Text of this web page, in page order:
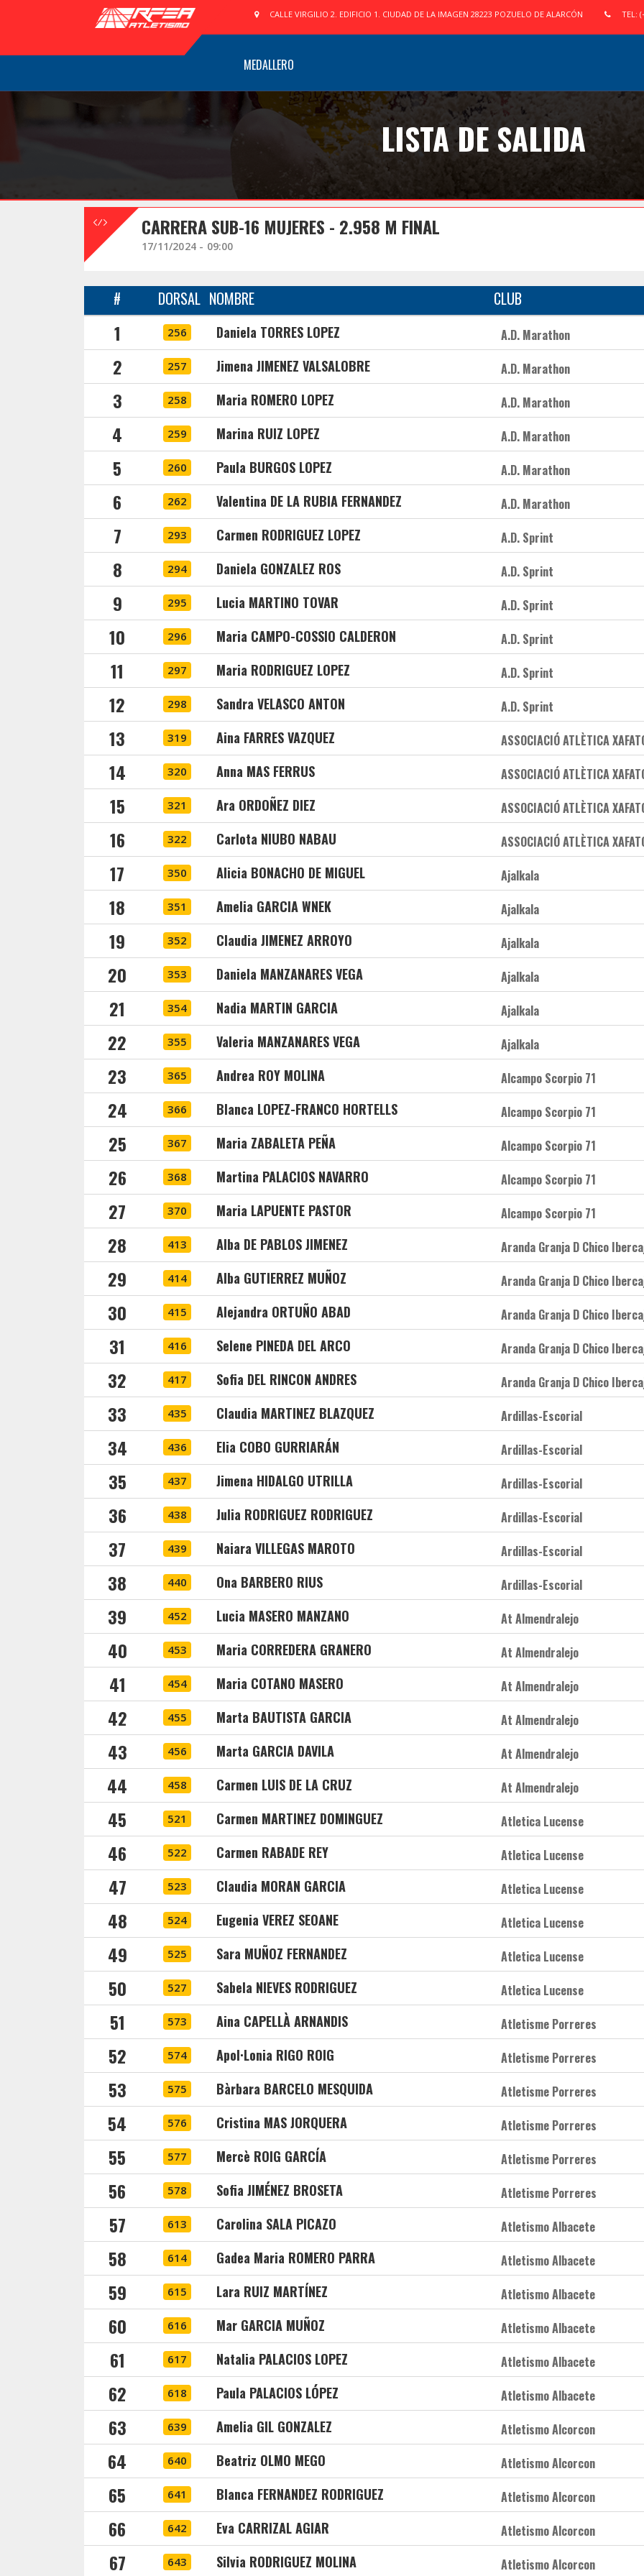
CALLE VIRGILIO 2. EDIFICIO 1. CIUDAD DE LA IMAGEN 28223 POZUELO DE ALARCÓN TEL:
MEDALLERO
LISTA DE SALIDA
CARRERA SUB-16 MUJERES - 2.958 M FINAL
17/11/2024 - 09:00
# DORSAL NOMBRE CLUB
1 256 Daniela TORRES LOPEZ A.D. Marathon
2 257 Jimena JIMENEZ VALSALOBRE A.D. Marathon
3 258 Maria ROMERO LOPEZ A.D. Marathon
4 259 Marina RUIZ LOPEZ A.D. Marathon
5 260 Paula BURGOS LOPEZ A.D. Marathon
6 262 Valentina DE LA RUBIA FERNANDEZ A.D. Marathon
7 293 Carmen RODRIGUEZ LOPEZ A.D. Sprint
8 294 Daniela GONZALEZ ROS A.D. Sprint
9 295 Lucia MARTINO TOVAR A.D. Sprint
10 296 Maria CAMPO-COSSIO CALDERON A.D. Sprint
11 297 Maria RODRIGUEZ LOPEZ A.D. Sprint
12 298 Sandra VELASCO ANTON A.D. Sprint
13 319 Aina FARRES VAZQUEZ ASSOCIACIÓ ATLÈTICA
14 320 Anna MAS FERRUS ASSOCIACIÓ ATLÈTICA
15 321 Ara ORDOÑEZ DIEZ ASSOCIACIÓ ATLÈTICA
16 322 Carlota NIUBO NABAU ASSOCIACIÓ ATLÈTICA
17 350 Alicia BONACHO DE MIGUEL Ajalkala
18 351 Amelia GARCIA WNEK Ajalkala
19 352 Claudia JIMENEZ ARROYO Ajalkala
20 353 Daniela MANZANARES VEGA Ajalkala
21 354 Nadia MARTIN GARCIA Ajalkala
22 355 Valeria MANZANARES VEGA Ajalkala
23 365 Andrea ROY MOLINA Alcampo Scorpio 71
24 366 Blanca LOPEZ-FRANCO HORTELLS Alcampo Scorpio 71
25 367 Maria ZABALETA PEÑA Alcampo Scorpio 71
26 368 Martina PALACIOS NAVARRO Alcampo Scorpio 71
27 370 Maria LAPUENTE PASTOR Alcampo Scorpio 71
28 413 Alba DE PABLOS JIMENEZ Aranda Granja D Chico
29 414 Alba GUTIERREZ MUÑOZ Aranda Granja D Chico
30 415 Alejandra ORTUÑO ABAD Aranda Granja D Chico
31 416 Selene PINEDA DEL ARCO Aranda Granja D Chico
32 417 Sofia DEL RINCON ANDRES Aranda Granja D Chico
33 435 Claudia MARTINEZ BLAZQUEZ Ardillas-Escorial
34 436 Elia COBO GURRIARÁN Ardillas-Escorial
35 437 Jimena HIDALGO UTRILLA Ardillas-Escorial
36 438 Julia RODRIGUEZ RODRIGUEZ Ardillas-Escorial
37 439 Naiara VILLEGAS MAROTO Ardillas-Escorial
38 440 Ona BARBERO RIUS Ardillas-Escorial
39 452 Lucia MASERO MANZANO At Almendralejo
40 453 Maria CORREDERA GRANERO At Almendralejo
41 454 Maria COTANO MASERO At Almendralejo
42 455 Marta BAUTISTA GARCIA At Almendralejo
43 456 Marta GARCIA DAVILA At Almendralejo
44 458 Carmen LUIS DE LA CRUZ At Almendralejo
45 521 Carmen MARTINEZ DOMINGUEZ Atletica Lucense
46 522 Carmen RABADE REY Atletica Lucense
47 523 Claudia MORAN GARCIA Atletica Lucense
48 524 Eugenia VEREZ SEOANE Atletica Lucense
49 525 Sara MUÑOZ FERNANDEZ Atletica Lucense
50 527 Sabela NIEVES RODRIGUEZ Atletica Lucense
51 573 Aina CAPELLÀ ARNANDIS Atletisme Porreres
52 574 Apol·Lonia RIGO ROIG Atletisme Porreres
53 575 Bàrbara BARCELO MESQUIDA Atletisme Porreres
54 576 Cristina MAS JORQUERA Atletisme Porreres
55 577 Mercè ROIG GARCÍA Atletisme Porreres
56 578 Sofia JIMÉNEZ BROSETA Atletisme Porreres
57 613 Carolina SALA PICAZO Atletismo Albacete
58 614 Gadea Maria ROMERO PARRA Atletismo Albacete
59 615 Lara RUIZ MARTÍNEZ Atletismo Albacete
60 616 Mar GARCIA MUÑOZ Atletismo Albacete
61 617 Natalia PALACIOS LOPEZ Atletismo Albacete
62 618 Paula PALACIOS LÓPEZ Atletismo Albacete
63 639 Amelia GIL GONZALEZ Atletismo Alcorcon
64 640 Beatriz OLMO MEGO Atletismo Alcorcon
65 641 Blanca FERNANDEZ RODRIGUEZ Atletismo Alcorcon
66 642 Eva CARRIZAL AGIAR Atletismo Alcorcon
67 643 Silvia RODRIGUEZ MOLINA Atletismo Alcorcon